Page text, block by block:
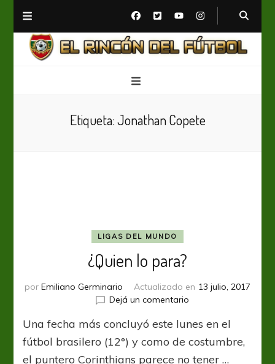
Etiqueta:Jonathan Copete
LIGAS DEL MUNDO
¿Quien lo para?
por Emiliano Germinario Actualizado en 13 julio, 2017
Dejá un comentarioen
lo
para?
Una fecha más concluyó este lunes en el
fútbol brasilero (12°) y como de costumbre,
el puntero Corinthians parece no tener …